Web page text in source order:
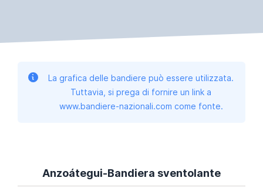
La grafica delle bandiere può essere utilizzata.
Tuttavia, si prega di fornire un link a
www.bandiere-nazionali.com come fonte.
Anzoátegui-Bandiera sventolante